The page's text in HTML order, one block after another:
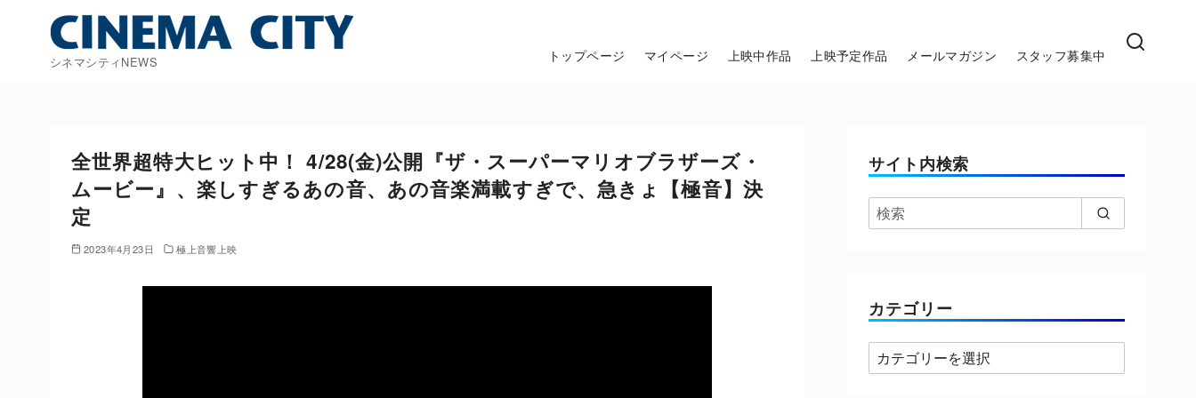
シネマシティNEWS トップページ マイページ 上映中作品 上映予定作品 メールマガジン スタッフ募集中
全世界超特大ヒット中！ 4/28(金)公開『ザ・スーパーマリオブラザーズ・
ムービー』、楽しすぎるあの音、あの音楽満載すぎで、急きょ【極音】決
定
2023年4月23日 極上音響上映
サイト内検索
カテゴリー
カ
テ